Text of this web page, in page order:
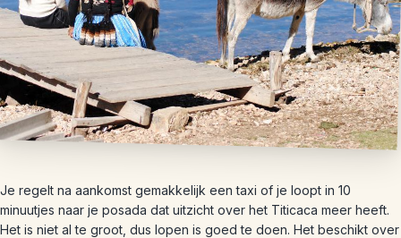
Je regelt na aankomst gemakkelijk een taxi of je loopt in 10
minuutjes naar je posada dat uitzicht over het Titicaca meer heeft.
Het is niet al te groot, dus lopen is goed te doen. Het beschikt over